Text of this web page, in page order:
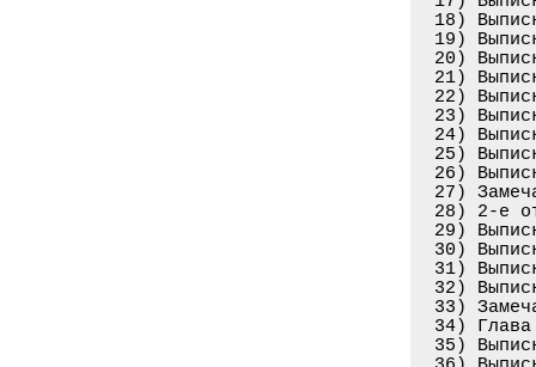
18)
19)
20)
21)
22)
23)
24)
25)
26)
27)
28) 2-е
29)
30)
31)
32)
33)
34)
35)